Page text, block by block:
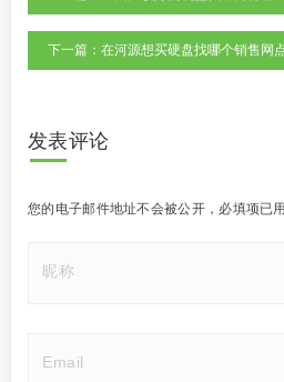
下一篇：在河源想买硬盘找哪个销售网
发表评论
您的电子邮件地址不会被公开， 必填项已